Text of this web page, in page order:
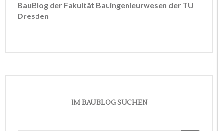
BauBlog der Fakultät Bauingenieurwesen der TU
Dresden
IM BAUBLOG SUCHEN